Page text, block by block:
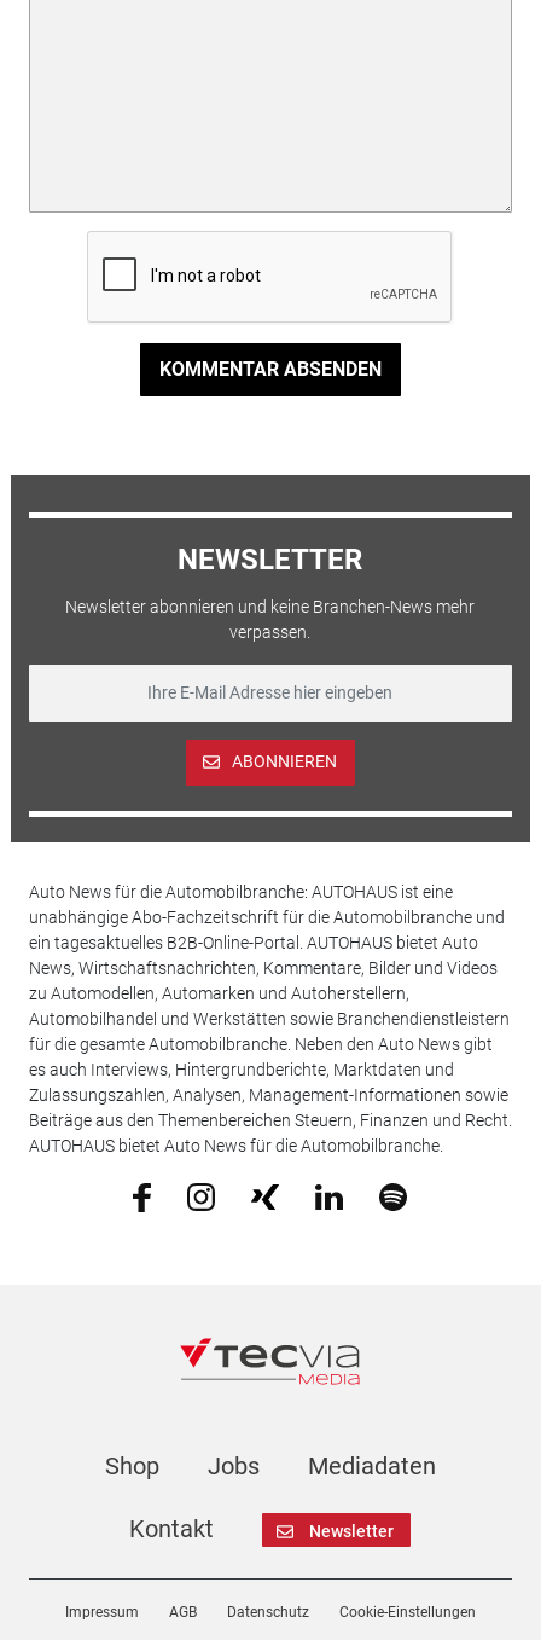
KOMMENTAR ABSENDEN
NEWSLETTER
Newsletter abonnieren und keine Branchen-News mehr
verpassen.
ABONNIEREN
Auto News für die Automobilbranche: AUTOHAUS ist eine
unabhängige Abo-Fachzeitschrift für die Automobilbranche und
ein tagesaktuelles B2B-Online-Portal. AUTOHAUS bietet Auto
News, Wirtschaftsnachrichten, Kommentare, Bilder und Videos
zu Automodellen, Automarken und Autoherstellern,
Automobilhandel und Werkstätten sowie Branchendienstleistern
für die gesamte Automobilbranche. Neben den Auto News gibt
es auch Interviews, Hintergrundberichte, Marktdaten und
Zulassungszahlen, Analysen, Management-Informationen sowie
Beiträge aus den Themenbereichen Steuern, Finanzen und Recht.
AUTOHAUS bietet Auto News für die Automobilbranche.
Shop Jobs Mediadaten
Kontakt Newsletter
Impressum AGB Datenschutz Cookie-Einstellungen